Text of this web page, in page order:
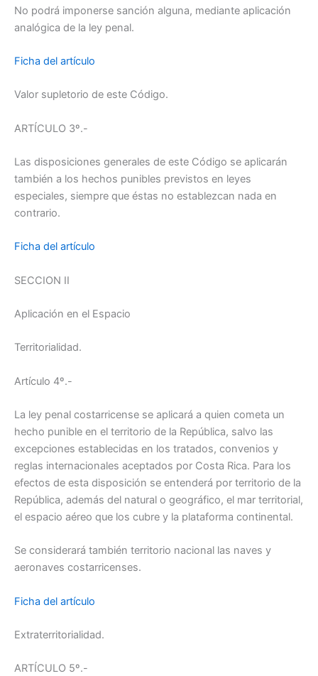
No podrá imponerse sanción alguna, mediante aplicación
analógica de la ley penal.
Ficha del artículo
Valor supletorio de este Código.
ARTÍCULO 3º.-
Las disposiciones generales de este Código se aplicarán
también a los hechos punibles previstos en leyes
especiales, siempre que éstas no establezcan nada en
contrario.
Ficha del artículo
SECCION II
Aplicación en el Espacio
Territorialidad.
Artículo 4º.-
La ley penal costarricense se aplicará a quien cometa un
hecho punible en el territorio de la República, salvo las
excepciones establecidas en los tratados, convenios y
reglas internacionales aceptados por Costa Rica. Para los
efectos de esta disposición se entenderá por territorio de la
República, además del natural o geográfico, el mar territorial,
el espacio aéreo que los cubre y la plataforma continental.
Se considerará también territorio nacional las naves y
aeronaves costarricenses.
Ficha del artículo
Extraterritorialidad.
ARTÍCULO 5º.-